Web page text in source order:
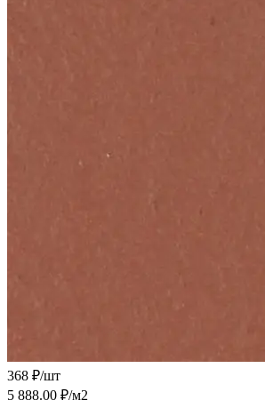
368 ₽/шт
5 888.00 ₽/м2